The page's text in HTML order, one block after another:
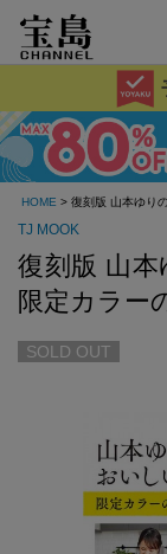
HOME > 復刻版 山本ゆり
TJ MOOK
復刻版 山
限定カラー
SOLD OUT